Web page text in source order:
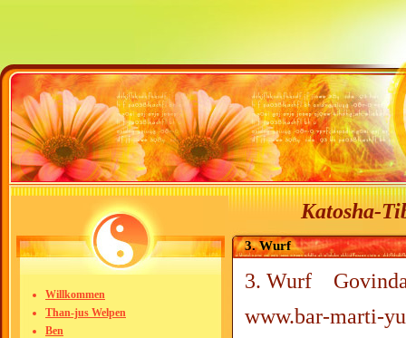
Katosha-
Willkommen
Than-jus Welpen
Ben
3. Wurf
3. Wurf
www.bar-marti-